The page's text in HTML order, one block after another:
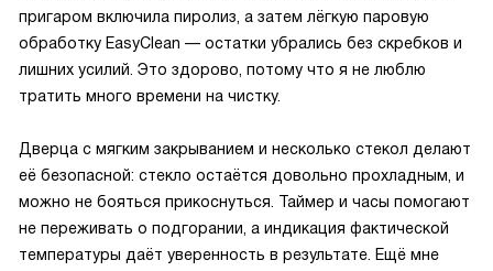
пригаром включила пиролиз, а затем лёгкую паровую
обработку EasyClean — остатки убрались без скребков и
лишних усилий. Это здорово, потому что я не люблю
тратить много времени на чистку.
Дверца с мягким закрыванием и несколько стекол делают
её безопасной: стекло остаётся довольно прохладным, и
можно не бояться прикоснуться. Таймер и часы помогают
не переживать о подгорании, а индикация фактической
температуры даёт уверенность в результате. Ещё мне